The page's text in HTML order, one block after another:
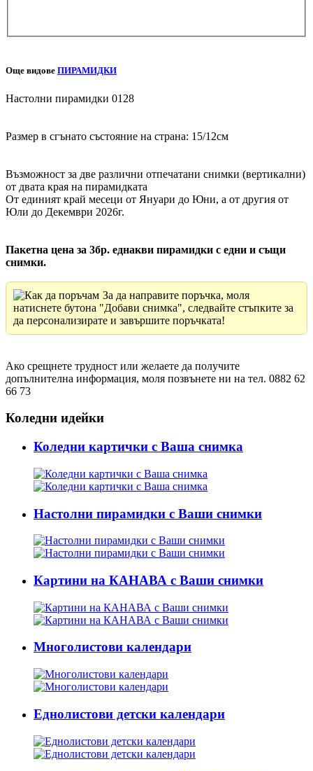
Още видове ПИРАМИДКИ
Настолни пирамидки 0128
Размер в сгънато състояние на страна: 15/12см
Възможност за две различни отпечатани снимки (вертикални)
от двата края на пирамидката
От единият край месеци от Януари до Юни, а от другия от
Юли до Декември 2026г.
Пакетна цена за 3бр. еднакви пирамидки с едни и същи
снимки.
За да направите поръчка, моля
натиснете бутона "Добави снимка", следвайте стъпките за
да персонализирате и завършите поръчката!
Ако срещнете трудност или желаете да получите
допълнителна информация, моля позвънете ни на тел. 0882 62
66 73
Коледни идейки
Коледни картички с Ваша снимка
Настолни пирамидки с Ваши снимки
Картини на КАНАВА с Ваши снимки
Многолистови календари
Еднолистови детски календари